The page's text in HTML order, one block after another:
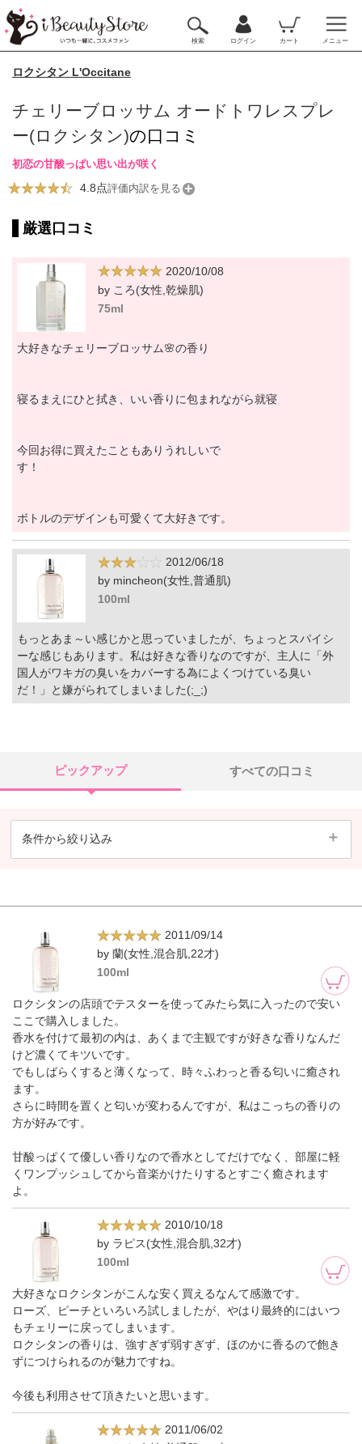
検索 ログイン カート メニュー
ロクシタン L'Occitane
チェリーブロッサム オードトワレスプレ
ー(ロクシタン)の口コミ
初恋の甘酸っぱい思い出が咲く
4.8点評価内訳を見る
厳選口コミ
2020/10/08
by ころ(女性,乾燥肌)
75ml
大好きなチェリーブロッサム🌸の香り
寝るまえにひと拭き、いい香りに包まれながら就寝
今回お得に買えたこともありうれしいで
す！
ボトルのデザインも可愛くて大好きです。
2012/06/18
by mincheon(女性,普通肌)
100ml
もっとあま～い感じかと思っていましたが、ちょっとスパイシ
ーな感じもあります。私は好きな香りなのですが、主人に「外
国人がワキガの臭いをカバーする為によくつけている臭い
だ！」と嫌がられてしまいました(;_;)
ピックアップ すべての口コミ
条件から絞り込み
2011/09/14
by 蘭(女性,混合肌,22才)
100ml
ロクシタンの店頭でテスターを使ってみたら気に入ったので安い
ここで購入しました。
香水を付けて最初の内は、あくまで主観ですが好きな香りなんだ
けど濃くてキツいです。
でもしばらくすると薄くなって、時々ふわっと香る匂いに癒され
ます。
さらに時間を置くと匂いが変わるんですが、私はこっちの香りの
方が好みです。
甘酸っぱくて優しい香りなので香水としてだけでなく、部屋に軽
くワンプッシュしてから音楽かけたりするとすごく癒されます
よ。
2010/10/18
by ラピス(女性,混合肌,32才)
100ml
大好きなロクシタンがこんな安く買えるなんて感激です。
ローズ、ピーチといろいろ試しましたが、やはり最終的にはいつ
もチェリーに戻ってしまいます。
ロクシタンの香りは、強すぎず弱すぎず、ほのかに香るので飽き
ずにつけられるのが魅力ですね。
今後も利用させて頂きたいと思います。
2011/06/02